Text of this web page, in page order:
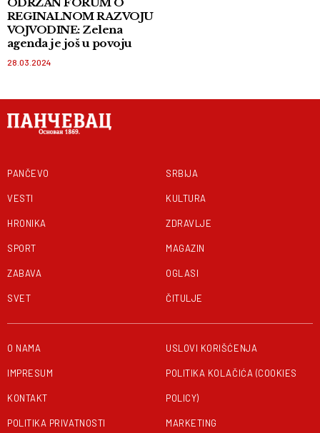
REGINALNOM RAZVOJU
VOJVODINE: Zelena
agenda je još u povoju
28.03.2024
PANČEVO
VESTI
HRONIKA
SPORT
ZABAVA
SVET
SRBIJA
KULTURA
ZDRAVLJE
MAGAZIN
OGLASI
ČITULJE
O NAMA
IMPRESUM
KONTAKT
POLITIKA PRIVATNOSTI
USLOVI KORIŠĆENJA
POLITIKA KOLAČIĆA (COOKIES
POLICY)
MARKETING